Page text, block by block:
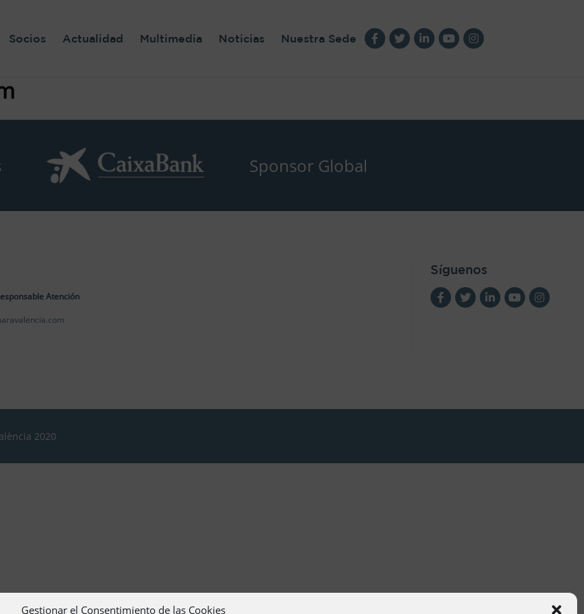
Gestionar el Consentimiento de las Cookies
Socios Actualidad Multimedia Noticias Nuestra Sede
Sponsor Global
Atención
Síguenos
2020